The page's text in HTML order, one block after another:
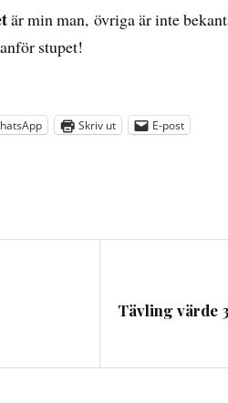
är min man, övriga är inte
stupet!
Skriv ut E-post
Tävling värde